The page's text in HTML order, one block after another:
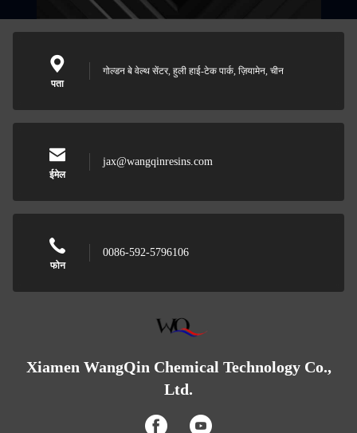
पता
गोल्डन बे वेल्थ सेंटर, हुली हाई-टेक पार्क, ज़ियामेन, चीन
ईमेल
jax@wangqinresins.com
फोन
0086-592-5796106
Xiamen WangQin Chemical Technology Co.,
Ltd.